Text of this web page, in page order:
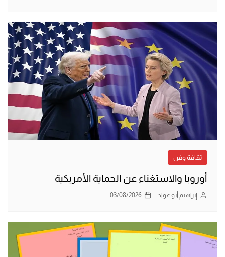
ثقافة وفن
أوروبا والاستغناء عن الحماية الأمريكية
إبراهيم أبو عواد 03/08/2026